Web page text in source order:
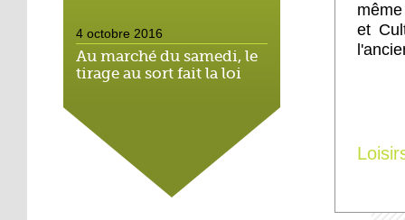
4 octobre 2016
Au marché du samedi, le
tirage au sort fait la loi
4 octobre 2016
Hautepierre: paysage
sonore
et